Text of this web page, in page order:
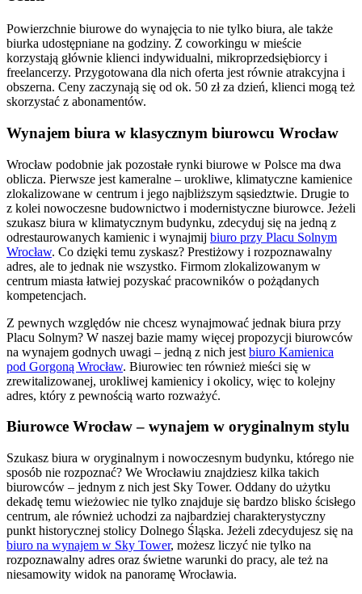
Powierzchnie biurowe do wynajęcia to nie tylko biura, ale także
biurka udostępniane na godziny. Z coworkingu w mieście
korzystają głównie klienci indywidualni, mikroprzedsiębiorcy i
freelancerzy. Przygotowana dla nich oferta jest równie atrakcyjna i
obszerna. Ceny zaczynają się od ok. 50 zł za dzień, klienci mogą też
skorzystać z abonamentów.
Wynajem biura w klasycznym biurowcu Wrocław
Wrocław podobnie jak pozostałe rynki biurowe w Polsce ma dwa
oblicza. Pierwsze jest kameralne – urokliwe, klimatyczne kamienice
zlokalizowane w centrum i jego najbliższym sąsiedztwie. Drugie to
z kolei nowoczesne budownictwo i modernistyczne biurowce. Jeżeli
szukasz biura w klimatycznym budynku, zdecyduj się na jedną z
odrestaurowanych kamienic i wynajmij biuro przy Placu Solnym
Wrocław. Co dzięki temu zyskasz? Prestiżowy i rozpoznawalny
adres, ale to jednak nie wszystko. Firmom zlokalizowanym w
centrum miasta łatwiej pozyskać pracowników o pożądanych
kompetencjach.
Z pewnych względów nie chcesz wynajmować jednak biura przy
Placu Solnym? W naszej bazie mamy więcej propozycji biurowców
na wynajem godnych uwagi – jedną z nich jest biuro Kamienica
pod Gorgoną Wrocław. Biurowiec ten również mieści się w
zrewitalizowanej, urokliwej kamienicy i okolicy, więc to kolejny
adres, który z pewnością warto rozważyć.
Biurowce Wrocław – wynajem w oryginalnym stylu
Szukasz biura w oryginalnym i nowoczesnym budynku, którego nie
sposób nie rozpoznać? We Wrocławiu znajdziesz kilka takich
biurowców – jednym z nich jest Sky Tower. Oddany do użytku
dekadę temu wieżowiec nie tylko znajduje się bardzo blisko ścisłego
centrum, ale również uchodzi za najbardziej charakterystyczny
punkt historycznej stolicy Dolnego Śląska. Jeżeli zdecydujesz się na
biuro na wynajem w Sky Tower, możesz liczyć nie tylko na
rozpoznawalny adres oraz świetne warunki do pracy, ale też na
niesamowity widok na panoramę Wrocławia.